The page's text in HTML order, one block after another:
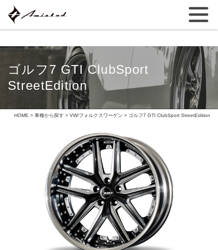
ゴルフ7 GTI ClubSport
StreetEdition
HOME > 車種から探す > VW/フォルクスワーゲン > ゴルフ7 GTI ClubSport StreetEdition